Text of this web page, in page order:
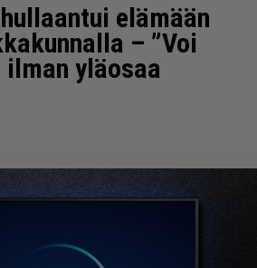
elämään
– ”Voi
yläosaa